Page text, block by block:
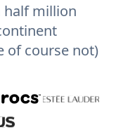
half million
of course not)